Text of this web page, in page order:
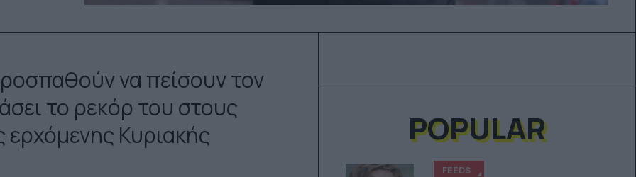
να πείσουν τον
το ρεκόρ του στους
Κυριακής
POPULAR
FEEDS